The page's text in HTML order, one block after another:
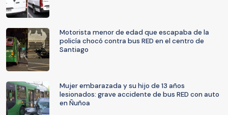
Motorista menor de edad que escapaba de la
policía chocó contra bus RED en el centro de
Santiago
Mujer embarazada y su hijo de 13 años
lesionados: grave accidente de bus RED con auto
en Ñuñoa